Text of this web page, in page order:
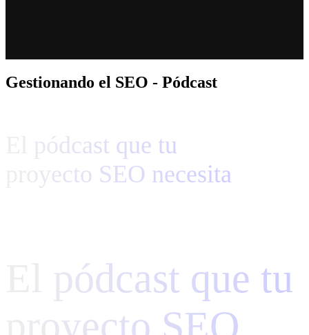
Gestionando el SEO - Pódcast
El pódcast que tu
proyecto SEO necesita
El pódcast que tu
proyecto SEO